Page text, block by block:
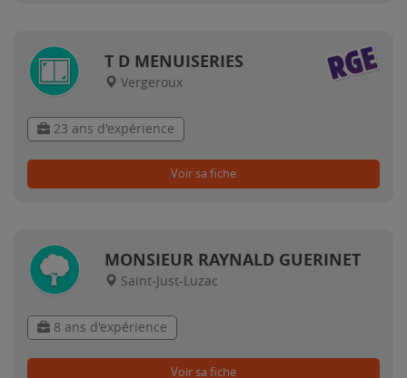
T D MENUISERIES
Vergeroux
23 ans d'expérience
Voir sa fiche
MONSIEUR RAYNALD GUERINET
Saint-Just-Luzac
8 ans d'expérience
Voir sa fiche